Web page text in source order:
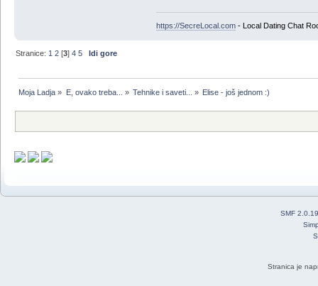
https://SecreLocal.com- Local Dating Chat
Stranice: 1 2 [3]4 5 Idi gore
Moja Ladja » E, ovako treba... » Tehnike i saveti... » Elise - još jednom :)
SMF 2.0.19
Stranica je